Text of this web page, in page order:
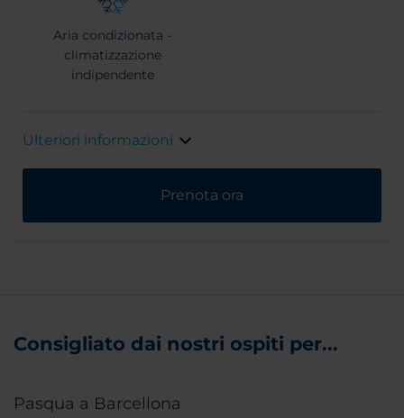
Aria condizionata -
climatizzazione
indipendente
Ulteriori informazioni
Prenota ora
Consigliato dai nostri ospiti per...
Pasqua a Barcellona